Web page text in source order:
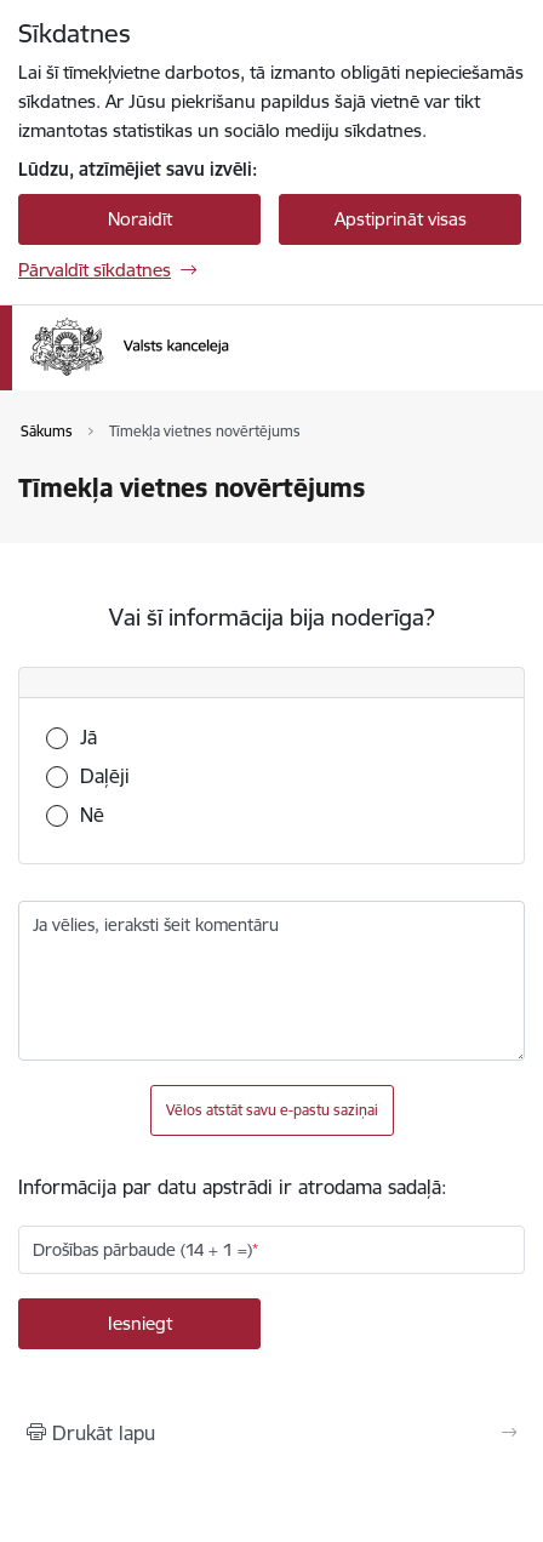
Sīkdatnes
Lai šī tīmekļvietne darbotos, tā izmanto obligāti nepieciešamās
sīkdatnes. Ar Jūsu piekrišanu papildus šajā vietnē var tikt
izmantotas statistikas un sociālo mediju sīkdatnes.
Lūdzu, atzīmējiet savu izvēli:
Noraidīt Apstiprināt visas
Pārvaldīt sīkdatnes
Sākums Tīmekļa vietnes novērtējums
Tīmekļa vietnes novērtējums
Vai šī informācija bija noderīga?
Vai šī informācija bija noderīga?
Jā
Daļēji
Nē
Ja vēlies, ieraksti šeit komentāru
Vēlos atstāt savu e-pastu saziņai
Informācija par datu apstrādi ir atrodama sadaļā:
Drošības pārbaude (14 + 1 =)
Drukāt lapu